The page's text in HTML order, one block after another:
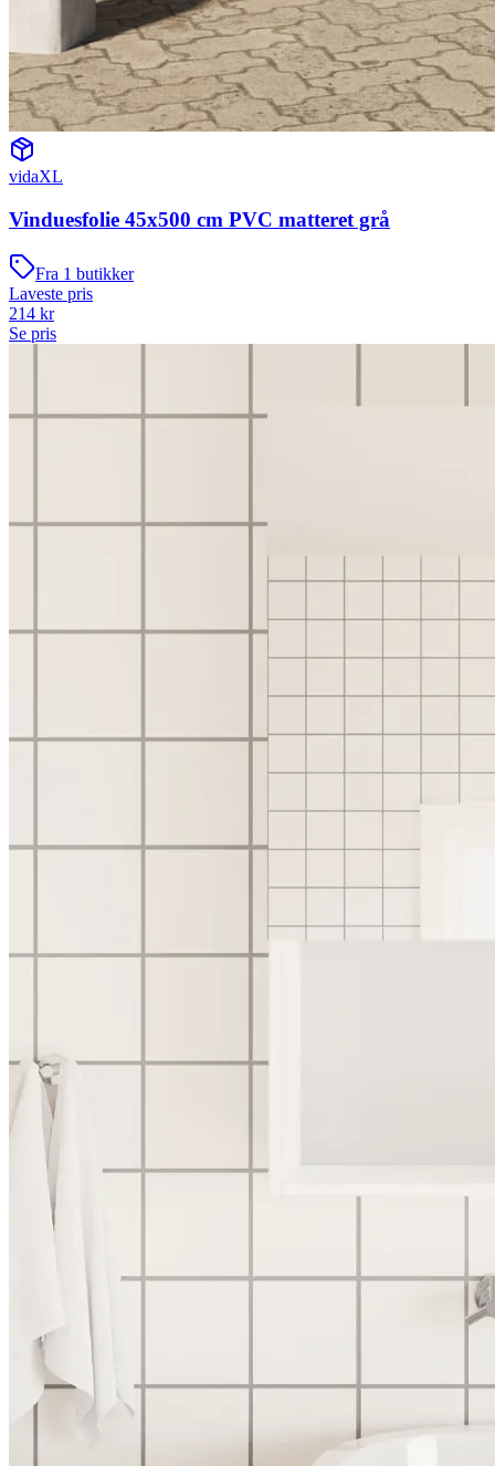
vidaXL
Vinduesfolie 45x500 cm PVC matteret grå
Fra 1 butikker
Laveste pris
214 kr
Se pris